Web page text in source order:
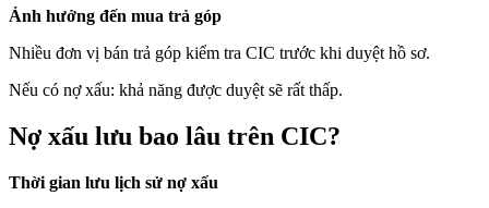
Ảnh hưởng đến mua trả góp
Nhiều đơn vị bán trả góp kiểm tra CIC trước khi duyệt hồ sơ.
Nếu có nợ xấu: khả năng được duyệt sẽ rất thấp.
Nợ xấu lưu bao lâu trên CIC?
Thời gian lưu lịch sử nợ xấu